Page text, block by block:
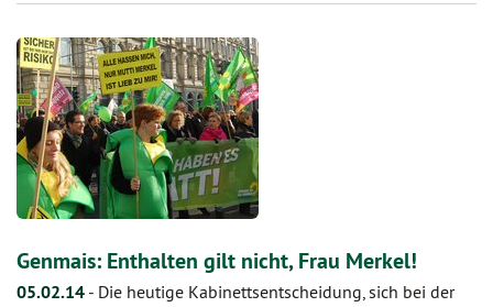
Genmais: Enthalten gilt nicht, Frau Merkel!
05.02.14 - Die heutige Kabinettsentscheidung, sich bei der